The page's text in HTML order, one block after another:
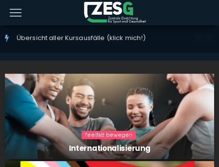
Über­sicht aller Kurs­aus­fäl­le (klick mich!)
feelfalt bewegen
Inter­na­tio­na­li­sie­rung